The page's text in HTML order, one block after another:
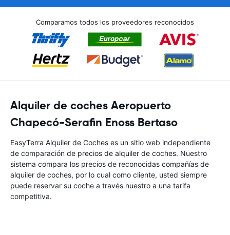
Comparamos todos los proveedores reconocidos
Alquiler de coches Aeropuerto
Chapecó-Serafin Enoss Bertaso
EasyTerra Alquiler de Coches es un sitio web independiente
de comparación de precios de alquiler de coches. Nuestro
sistema compara los precios de reconocidas compañías de
alquiler de coches, por lo cual como cliente, usted siempre
puede reservar su coche a través nuestro a una tarifa
competitiva.